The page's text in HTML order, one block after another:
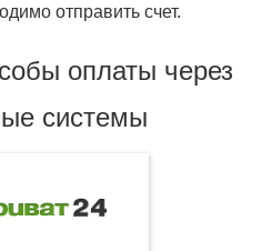
отправить счет.
оплаты через
системы